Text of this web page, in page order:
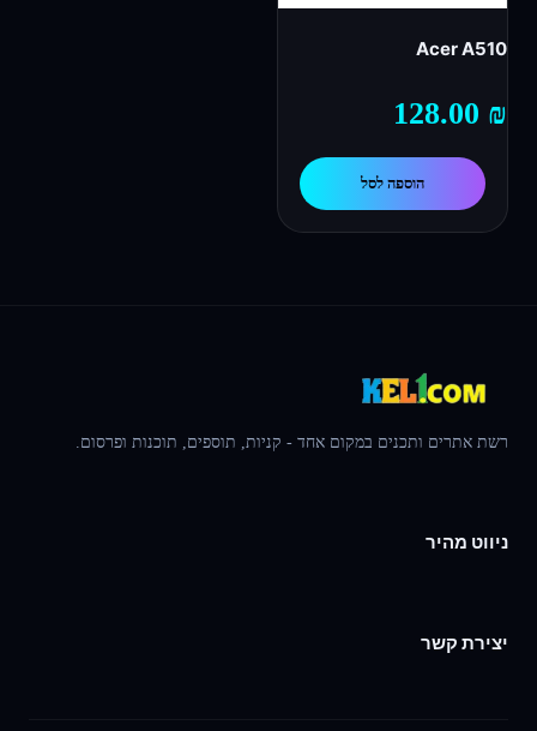
Acer A510
128.00 ₪
הוספה לסל
רשת אתרים ותכנים במקום אחד - קניות, תוספים, תוכנות ופרסום.
ניווט מהיר
יצירת קשר